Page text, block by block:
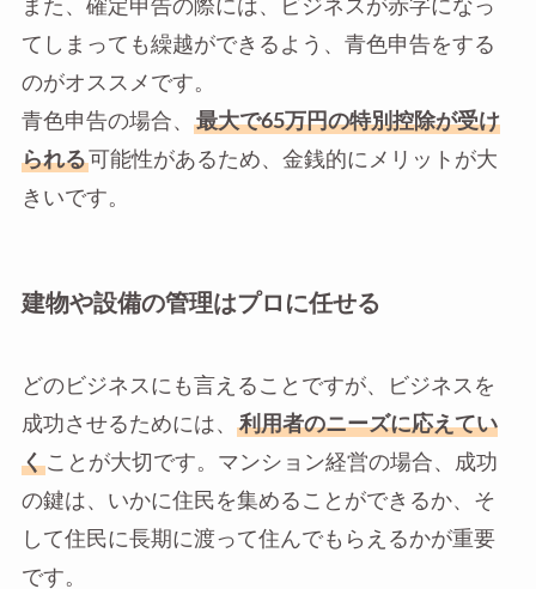
また、確定申告の際には、ビジネスが赤字になっ
てしまっても繰越ができるよう、青色申告をする
のがオススメです。
青色申告の場合、
最大で65万円の特別控除が受け
られる可能性があるため、金銭的にメリットが大
きいです。
建物や設備の管理はプロに任せる
どのビジネスにも言えることですが、ビジネスを
成功させるためには、
利用者のニーズに応えてい
くことが大切です。マンション経営の場合、成功
の鍵は、いかに住民を集めることができるか、そ
して住民に長期に渡って住んでもらえるかが重要
です。